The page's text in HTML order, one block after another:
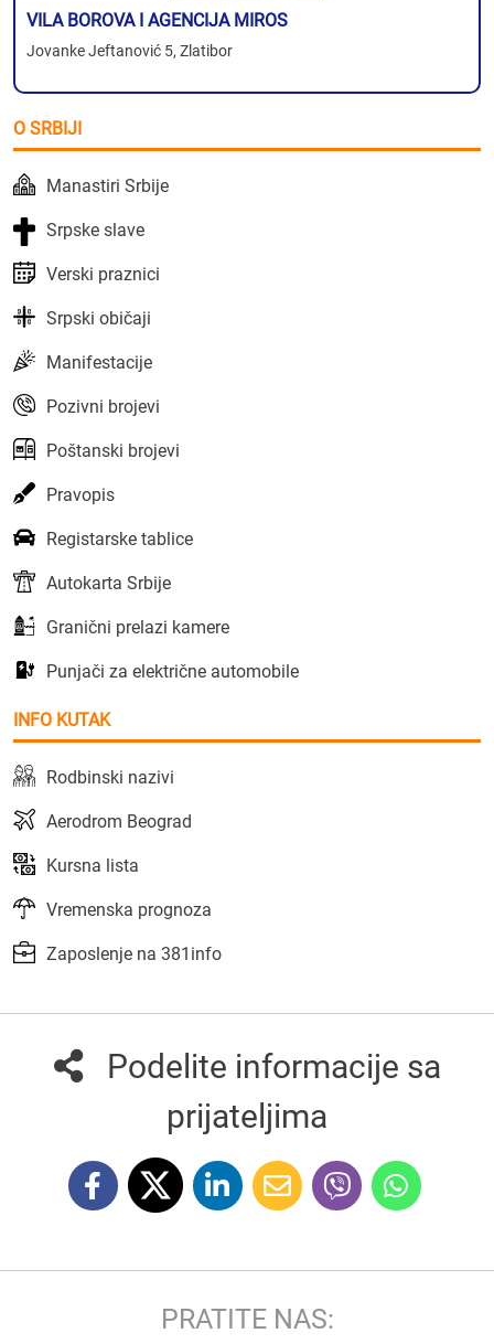
VILA BOROVA I AGENCIJA MIROS
Jovanke Jeftanović 5, Zlatibor
O SRBIJI
Manastiri Srbije
Srpske slave
Verski praznici
Srpski običaji
Manifestacije
Pozivni brojevi
Poštanski brojevi
Pravopis
Registarske tablice
Autokarta Srbije
Granični prelazi kamere
Punjači za električne automobile
INFO KUTAK
Rodbinski nazivi
Aerodrom Beograd
Kursna lista
Vremenska prognoza
Zaposlenje na 381info
Podelite informacije sa
prijateljima
PRATITE NAS: